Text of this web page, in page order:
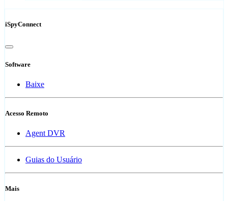
iSpyConnect
Software
Baixe
Acesso Remoto
Agent DVR
Guias do Usuário
Mais